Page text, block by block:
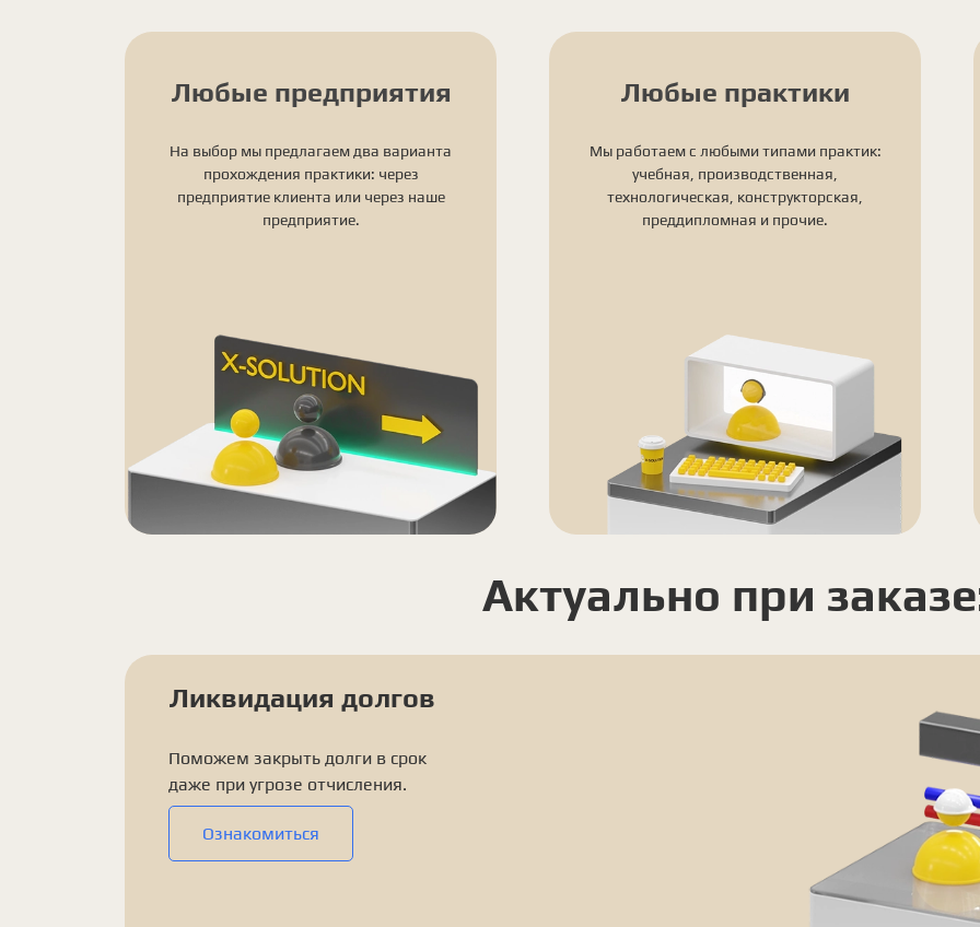
Любые предприятия
На выбор мы предлагаем два варианта
прохождения практики: через
предприятие клиента или через наше
предприятие.
Любые практики
Мы работаем с любыми типами практик:
учебная, производственная,
технологическая, конструкторская,
преддипломная и прочие.
Актуально при
Ликвидация долгов
Поможем закрыть долги в срок
даже при угрозе отчисления.
Ознакомиться